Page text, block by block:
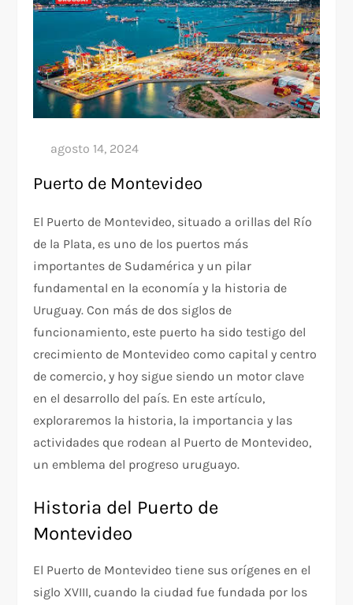
Puerto de Montevideo
El Puerto de Montevideo, situado a orillas del Río
de la Plata, es uno de los puertos más
importantes de Sudamérica y un pilar
fundamental en la economía y la historia de
Uruguay. Con más de dos siglos de
funcionamiento, este puerto ha sido testigo del
crecimiento de Montevideo como capital y centro
de comercio, y hoy sigue siendo un motor clave
en el desarrollo del país. En este artículo,
exploraremos la historia, la importancia y las
actividades que rodean al Puerto de Montevideo,
un emblema del progreso uruguayo.
Historia del Puerto de
Montevideo
El Puerto de Montevideo tiene sus orígenes en el
siglo XVIII, cuando la ciudad fue fundada por los